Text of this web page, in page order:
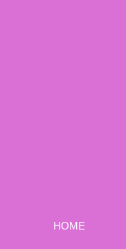
HOME